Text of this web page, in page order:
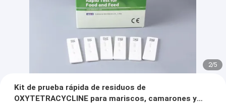
2/5
Kit de prueba rápida de residuos de
OXYTETRACYCLINE para mariscos, camarones y